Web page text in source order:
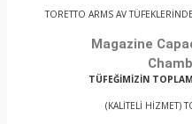
TORETTO ARMS AV
Magazine
TÜFEĞİMİZİN
(KALİTELİ HİZMET)